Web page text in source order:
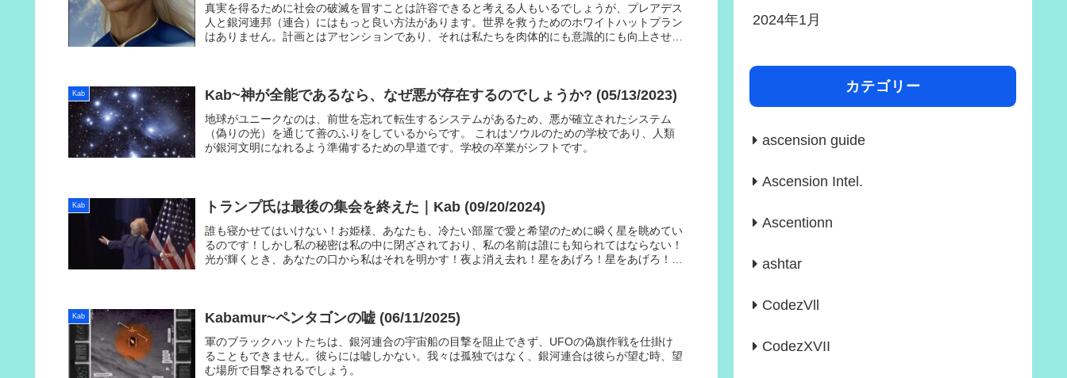
真実を得るために社会の破滅を冒すことは許容できると考える人もいるでしょうが、プレアデス
人と銀河連邦（連合）にはもっと良い方法があります。世界を救うためのホワイトハットプラン
はありません。計画とはアセンションであり、それは私たちを肉体的にも意識的にも向上させ、
Kab Kab~神が全能であるなら、なぜ悪が存在するのでしょうか? (05/13/2023)
地球がユニークなのは、前世を忘れて転生するシステムがあるため、悪が確立されたシステム
（偽りの光）を通じて善のふりをしているからです。 これはソウルのための学校であり、人類
が銀河文明になれるよう準備するための早道です。学校の卒業がシフトです。
Kab トランプ氏は最後の集会を終えた｜Kab (09/20/2024)
誰も寝かせてはいけない！お姫様、あなたも、冷たい部屋で愛と希望のために瞬く星を眺めてい
るのです！しかし私の秘密は私の中に閉ざされており、私の名前は誰にも知られてはならない！
光が輝くとき、あなたの口から私はそれを明かす！夜よ消え去れ！星をあげろ！星をあげろ！夜
Kab Kabamur~ペンタゴンの嘘 (06/11/2025)
軍のブラックハットたちは、銀河連合の宇宙船の目撃を阻止できず、UFOの偽旗作戦を仕掛け
ることもできません。彼らには嘘しかない。我々は孤独ではなく、銀河連合は彼らが望む時、望
む場所で目撃されるでしょう。
2024年1月
カテゴリー
ascension guide
Ascension Intel.
Ascentionn
ashtar
CodezVll
CodezXVII